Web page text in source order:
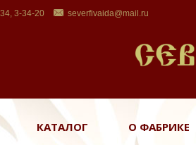
3-34-20 severfivaida@mail.ru
КАТАЛОГ О ФАБРИКЕ